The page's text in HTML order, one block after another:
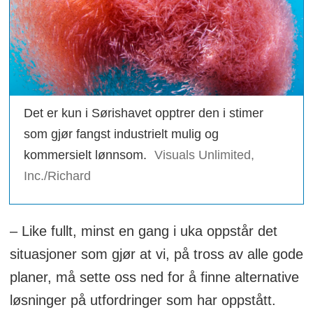
Det er kun i Sørishavet opptrer den i stimer
som gjør fangst industrielt mulig og
kommersielt lønnsom. Visuals Unlimited,
Inc./Richard
– Like fullt, minst en gang i uka oppstår det
situasjoner som gjør at vi, på tross av alle gode
planer, må sette oss ned for å finne alternative
løsninger på utfordringer som har oppstått.